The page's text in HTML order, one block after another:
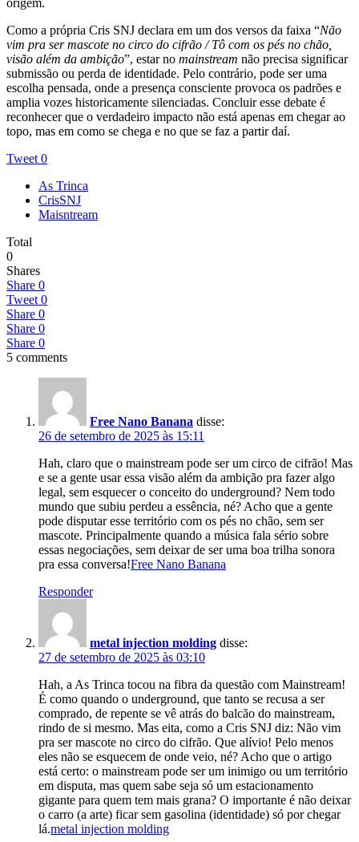
origem.
Como a própria Cris SNJ declara em um dos versos da faixa “Não
vim pra ser mascote no circo do cifrão / Tô com os pés no chão,
visão além da ambição”, estar no mainstream não precisa significar
submissão ou perda de identidade. Pelo contrário, pode ser uma
escolha pensada, onde a presença consciente provoca os padrões e
amplia vozes historicamente silenciadas. Concluir esse debate é
reconhecer que o verdadeiro impacto não está apenas em chegar ao
topo, mas em como se chega e no que se faz a partir daí.
Tweet 0
As Trinca
CrisSNJ
Maisntream
Total
0
Shares
Share 0
Tweet 0
Share 0
Share 0
Share 0
5 comments
Free Nano Banana disse:
26 de setembro de 2025 às 15:11
Hah, claro que o mainstream pode ser um circo de cifrão! Mas
e se a gente usar essa visão além da ambição pra fazer algo
legal, sem esquecer o conceito do underground? Nem todo
mundo que subiu perdeu a essência, né? Acho que a gente
pode disputar esse território com os pés no chão, sem ser
mascote. Principalmente quando a música fala sério sobre
essas negociações, sem deixar de ser uma boa trilha sonora
pra essa conversa!Free Nano Banana
Responder
metal injection molding disse:
27 de setembro de 2025 às 03:10
Hah, a As Trinca tocou na fibra da questão com Mainstream!
É como quando o underground, que tanto se recusa a ser
comprado, de repente se vê atrás do balcão do mainstream,
rindo de si mesmo. Mas eita, como a Cris SNJ diz: Não vim
pra ser mascote no circo do cifrão. Que alívio! Pelo menos
eles não se esquecem de onde veio, né? Acho que o artigo
está certo: o mainstream pode ser um inimigo ou um território
em disputa, mas quem sabe seja só um estacionamento
gigante para quem tem mais grana? O importante é não deixar
o carro (a arte) ficar sem gasolina (identidade) só por chegar
lá.metal injection molding